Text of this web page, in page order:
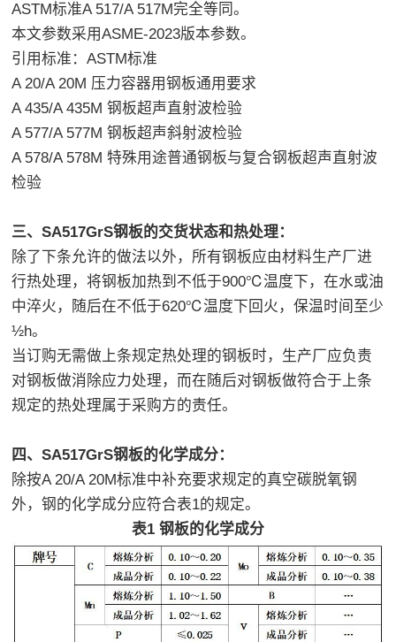
ASTM标准A 517/A 517M完全等同。
本文参数采用ASME-2023版本参数。
引用标准：ASTM标准
A 20/A 20M 压力容器用钢板通用要求
A 435/A 435M 钢板超声直射波检验
A 577/A 577M 钢板超声斜射波检验
A 578/A 578M 特殊用途普通钢板与复合钢板超声直射波
检验
三、SA517GrS钢板的交货状态和热处理：
除了下条允许的做法以外，所有钢板应由材料生产厂进
行热处理，将钢板加热到不低于900℃温度下，在水或油
中淬火，随后在不低于620℃温度下回火，保温时间至少
½h。
当订购无需做上条规定热处理的钢板时，生产厂应负责
对钢板做消除应力处理，而在随后对钢板做符合于上条
规定的热处理属于采购方的责任。
四、SA517GrS钢板的化学成分：
除按A 20/A 20M标准中补充要求规定的真空碳脱氧钢
外，钢的化学成分应符合表1的规定。
表1 钢板的化学成分